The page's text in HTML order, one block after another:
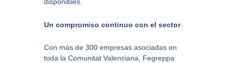
Un compromiso continuo con el sector
Con más de 300 empresas asociadas en
toda la Comunitat Valenciana, Fegreppa